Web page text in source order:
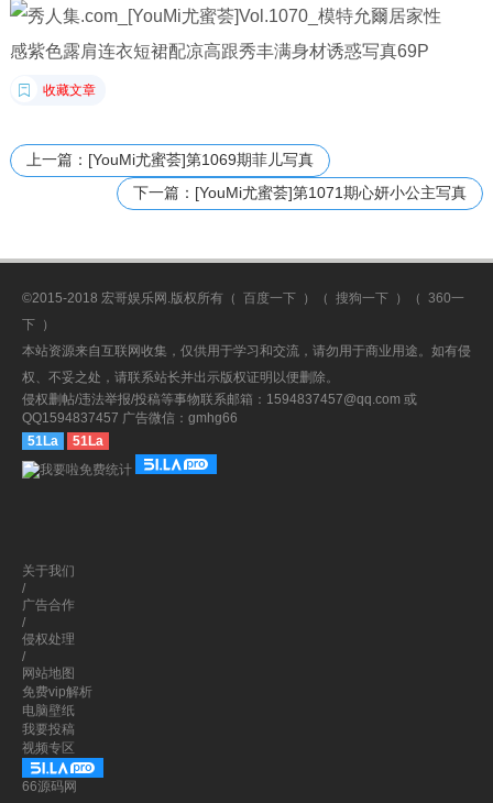
收藏文章
上一篇：[YouMi尤蜜荟]第1069期菲儿写真
下一篇：[YouMi尤蜜荟]第1071期心妍小公主写真
©2015-2018 宏哥娱乐网.版权所有（ 百度一下 ）（ 搜狗一下 ）（ 360一
下 ）
本站资源来自互联网收集，仅供用于学习和交流，请勿用于商业用途。如有侵
权、不妥之处，请联系站长并出示版权证明以便删除。
侵权删帖/违法举报/投稿等事物联系邮箱：1594837457@qq.com 或
QQ1594837457 广告微信：gmhg66
51La
51La
关于我们
/
广告合作
/
侵权处理
/
网站地图
免费vip解析
电脑壁纸
我要投稿
视频专区
66源码网